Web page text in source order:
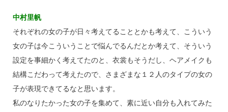
中村里帆
それぞれの女の子が日々考えてることとかも考えて、こういう
女の子は今こういうことで悩んでるんだとか考えて、そういう
設定を事細かく考えてたのと、衣裳もそうだし、ヘアメイクも
結構こだわって考えたので、さまざまな１２人のタイプの女の
子が表現できてるなと思います。
私のなりたかった女の子を集めて、素に近い自分も入れてみた